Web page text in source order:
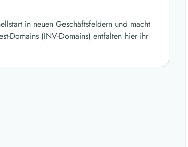
in neuen Geschäftsfeldern und macht
Domains (INV-Domains) entfalten hier ihr